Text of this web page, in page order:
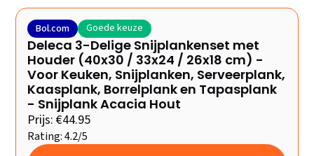
Bol.com Goede keuze
Deleca 3-Delige Snijplankenset met
Houder (40x30 / 33x24 / 26x18 cm) -
Voor Keuken, Snijplanken, Serveerplank,
Kaasplank, Borrelplank en Tapasplank
- Snijplank Acacia Hout
Prijs: €44.95
Rating: 4.2/5